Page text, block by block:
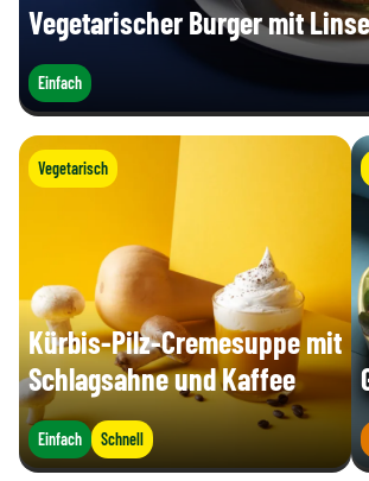
Vegetarischer Burger mit
Einfach
Vegetarisch
Kürbis-Pilz-Cremesuppe mit
Schlagsahne und Kaffee
Einfach Schnell